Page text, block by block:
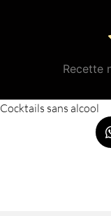
Recette
Cocktails sans alcool